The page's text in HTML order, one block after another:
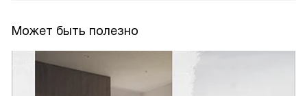
Может быть полезно